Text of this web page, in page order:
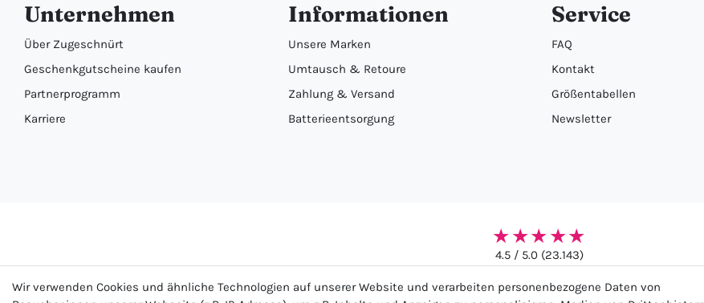
Unternehmen
Über Zugeschnürt
Geschenkgutscheine kaufen
Partnerprogramm
Karriere
Informationen
Unsere Marken
Umtausch & Retoure
Zahlung & Versand
Batterieentsorgung
Service
FAQ
Kontakt
Größentabellen
Newsletter
★★★★★
4.5 / 5.0 (23.143)
Wir verwenden Cookies und ähnliche Technologien auf unserer Website und verarbeiten personenbezogene Daten von